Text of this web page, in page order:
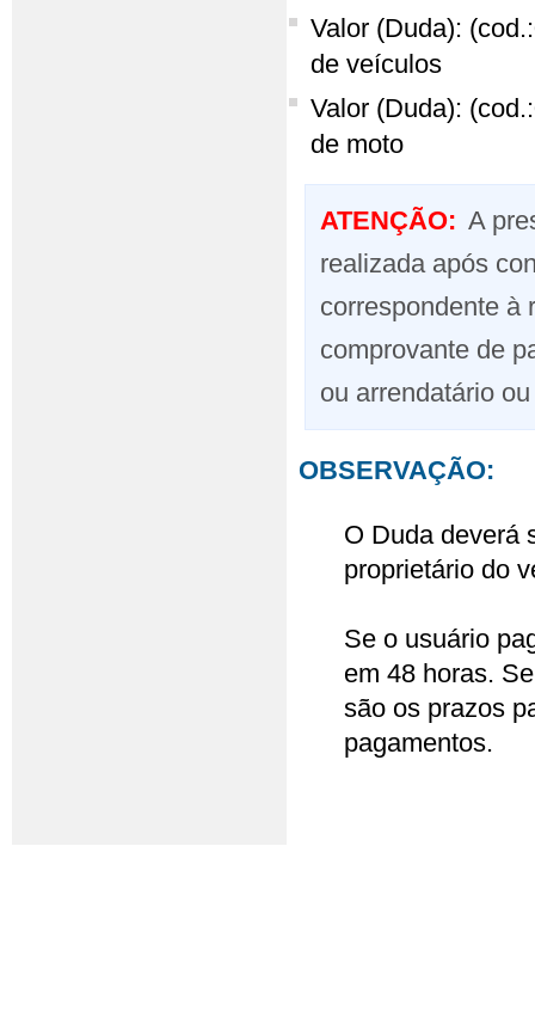
Valor (Duda): (cod.:
de veículos
Valor (Duda): (cod.:
de moto
ATENÇÃO: A
realizada após
correspondente à
comprovante de
ou arrendatário
OBSERVAÇÃO:
O Duda deverá
proprietário do
Se o usuário
em 48 horas.
são os prazos
pagamentos.